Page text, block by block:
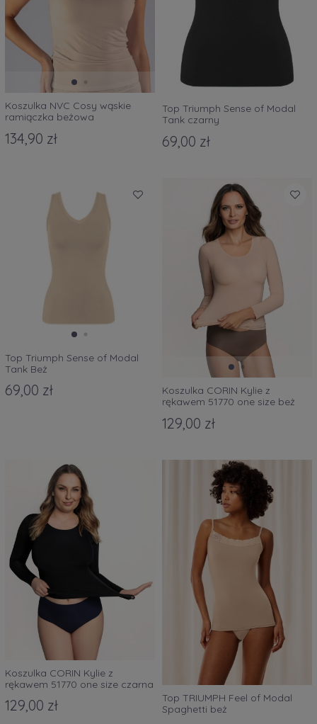
Koszulka NVC Cosy wąskie
ramiączka beżowa
134,90 zł
Top Triumph Sense of Modal
Tank czarny
69,00 zł
Top Triumph Sense of Modal
Tank Beż
69,00 zł
Koszulka CORIN Kylie z
rękawem 51770 one size beż
129,00 zł
Koszulka CORIN Kylie z
rękawem 51770 one size czarna
129,00 zł
Top TRIUMPH Feel of Modal
Spaghetti beż